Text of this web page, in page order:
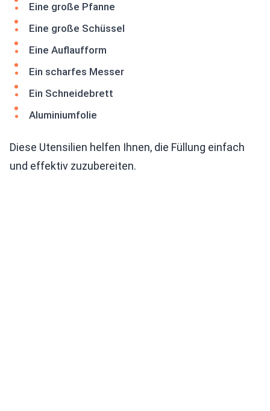
Eine große Pfanne
Eine große Schüssel
Eine Auflaufform
Ein scharfes Messer
Ein Schneidebrett
Aluminiumfolie
Diese Utensilien helfen Ihnen, die Füllung einfach
und effektiv zuzubereiten.